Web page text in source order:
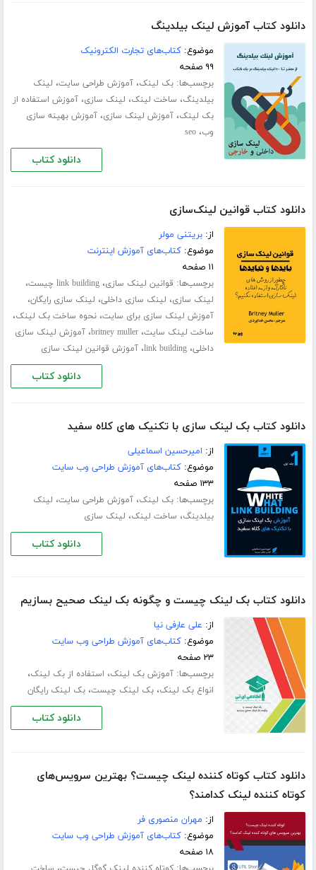
دانلود کتاب آموزش لینک بیلدینگ
موضوع:کتاب‌های تجارت الکترونیک
۹۹ صفحه
برچسب‌ها:بک لینک،آموزش طراحی سایت، لینک
بیلدینگ، ساخت لینک، لینک سازی،آموزش استفاده از
بک لینک،آموزش لینک سازی،آموزش بهینه سازی
وب،seo
دانلود کتاب
دانلود کتاب قوانین لینک‌سازی
از:بریتنی مولر
موضوع:کتاب‌های آموزش اینترنت
۱۱ صفحه
برچسب‌ها: قوانین لینک سازی،link building چیست ،
لینک سازی، لینک سازی داخلی، لینک سازی رایگان،
آموزش لینک سازی برای سایت،نحوه ساخت بک لینک،
ساخت لینک سایت،britney muller،آموزش لینک سازی
داخلی،link building،آموزش قوانین لینک سازی
دانلود کتاب
دانلود کتاب بک لینک سازی با تکنیک های کلاه سفید
از: امیرحسین اسماعیلی
موضوع:کتاب‌های آموزش طراحی وب سایت
۱۳۳ صفحه
برچسب‌ها:بک لینک،آموزش طراحی سایت، لینک
بیلدینگ، ساخت لینک، لینک سازی
دانلود کتاب
دانلود کتاب بک لینک چیست و چگونه بک لینک صحیح بسازیم
از: علی عارفی نیا
موضوع:کتاب‌های آموزش طراحی وب سایت
۲۳ صفحه
برچسب‌ها:آموزش بک لینک، استفاده از بک لینک،
انواع بک لینک،بک لینک چیست،بک لینک رایگان
دانلود کتاب
دانلود کتاب کوتاه کننده لینک چیست؟ بهترین سرویس‌های
کوتاه کننده لینک کدامند؟
از: مهران منصوری فر
موضوع:کتاب‌های آموزش طراحی وب سایت
۱۸ صفحه